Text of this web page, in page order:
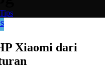
Tips
Xiaomi dari